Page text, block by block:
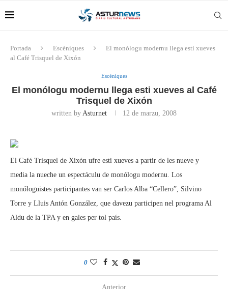
Portada Escéniques
El monólogu modernu llega esti xueves
al Café Trisquel de Xixón
Escéniques
El monólogu modernu llega esti xueves al Café
Trisquel de Xixón
written by Asturnet 12 de marzu, 2008
El Café Trisquel de Xixón ufre esti xueves a partir de les nueve y
media la nueche un espectáculu de monólogu modernu. Los
monóloguistes participantes van ser Carlos Alba “Cellero”, Silvino
Torre y Lluis Antón González, que davezu participen nel programa Al
Aldu de la TPA y en gales per tol país.
0
Anterior